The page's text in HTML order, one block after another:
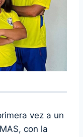
vez a un
con la